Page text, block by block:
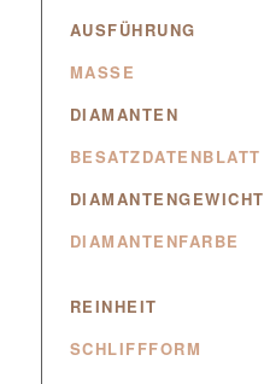
AUSFÜHRUNG
MASSE
DIAMANTEN
BESATZDATENBLATT
DIAMANTENGEWICHT
DIAMANTENFARBE
REINHEIT
SCHLIFFFORM